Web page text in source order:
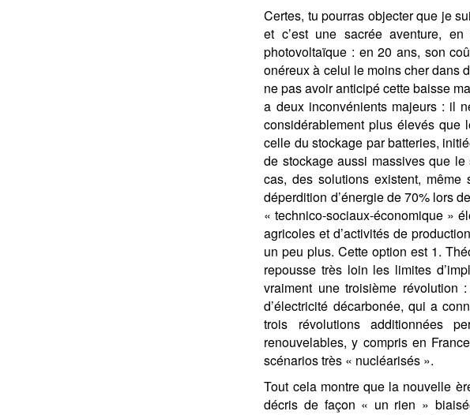
Certes, tu pourras objecter que je
et c’est une sacrée aventure,
photovoltaïque : en 20 ans, son
onéreux à celui le moins cher dans
ne pas avoir anticipé cette baisse
a deux inconvénients majeurs : il
considérablement plus élevés que
celle du stockage par batteries,
de stockage aussi massives que
cas, des solutions existent,
déperdition d’énergie de 70% lors
« technico-sociaux-économique »
agricoles et d’activités de
un peu plus. Cette option est 1.
repousse très loin les limites
vraiment une troisième révolution
d’électricité décarbonée, qui a
trois révolutions additionnées
renouvelables, y compris en
scénarios très « nucléarisés ».
Tout cela montre que la nouvelle
décris de façon « un rien »